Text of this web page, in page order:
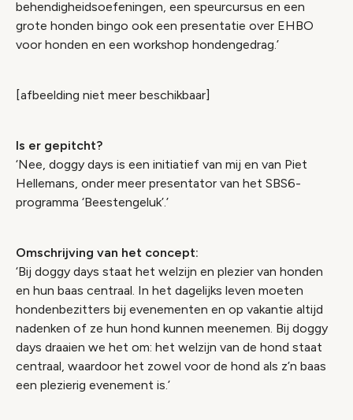
behendigheidsoefeningen, een speurcursus en een
grote honden bingo ook een presentatie over EHBO
voor honden en een workshop hondengedrag.’
[afbeelding niet meer beschikbaar]
Is er gepitcht?
‘Nee, doggy days is een initiatief van mij en van Piet
Hellemans, onder meer presentator van het SBS6-
programma ‘Beestengeluk’.’
Omschrijving van het concept:
‘Bij doggy days staat het welzijn en plezier van honden
en hun baas centraal. In het dagelijks leven moeten
hondenbezitters bij evenementen en op vakantie altijd
nadenken of ze hun hond kunnen meenemen. Bij doggy
days draaien we het om: het welzijn van de hond staat
centraal, waardoor het zowel voor de hond als z’n baas
een plezierig evenement is.’